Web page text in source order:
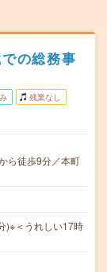
の総務事
残業なし
ら徒歩9分／本町
＜うれしい17時